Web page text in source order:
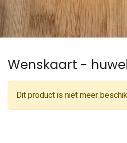
Wenskaart -
Dit product is niet meer